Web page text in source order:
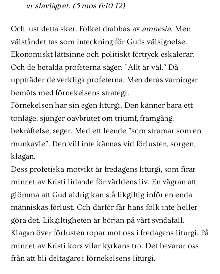
ur slavlägret. (5 mos 6:10-12)
Och just detta sker. Folket drabbas av amnesia. Men
välståndet tas som inteckning för Guds välsignelse.
Ekonomiskt lättsinne och politiskt förtryck eskalerar.
Och de betalda profeterna säger: ”Allt är väl.” Då
uppträder de verkliga profeterna. Men deras varningar
bemöts med förnekelsens strategi.
Förnekelsen har sin egen liturgi. Den känner bara ett
tonläge, sjunger oavbrutet om triumf, framgång,
bekräftelse, seger. Med ett leende ”som stramar som en
munkavle”. Den vill inte kännas vid förlusten, sorgen,
klagan.
Dess profetiska motvikt är fredagens liturgi, som firar
minnet av Kristi lidande för världens liv. En vägran att
glömma att Gud aldrig kan stå likgiltig inför en enda
människas förlust. Och därför får hans folk inte heller
göra det. Likgiltigheten är början på vårt syndafall.
Klagan över förlusten ropar mot oss i fredagens liturgi. På
minnet av Kristi kors vilar kyrkans tro. Det bevarar oss
från att bli deltagare i förnekelsens liturgi.